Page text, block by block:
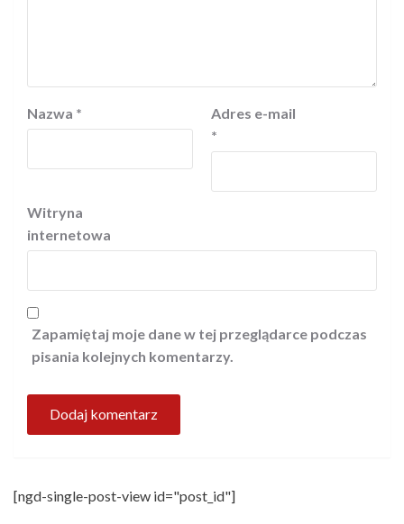
Nazwa *
Adres e-mail
*
Witryna
internetowa
Zapamiętaj moje dane w tej przeglądarce podczas
pisania kolejnych komentarzy.
[ngd-single-post-view id="post_id"]